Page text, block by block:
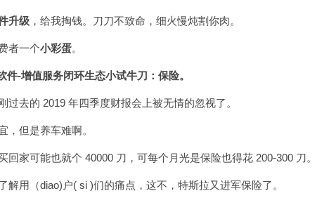
升级 ，给我掏钱。刀刀不致命，细火慢炖割你肉。
者一个小彩蛋。
件-增值服务闭环生态小试牛刀：保险。
去的 2019 年四季度财报会上被无情的忽视了。
但是养车难啊。
家可能也就个 40000 刀，可每个月光是保险也得花 200-300 刀。
用（diao)户( si )们的痛点，这不，特斯拉又进军保险了。